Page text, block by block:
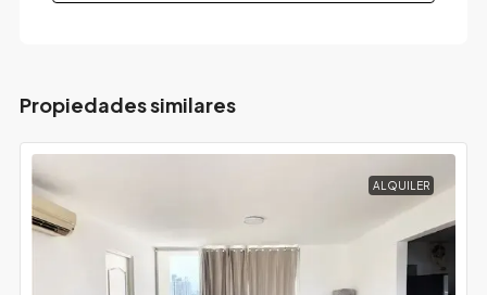
Propiedades similares
ALQUILER